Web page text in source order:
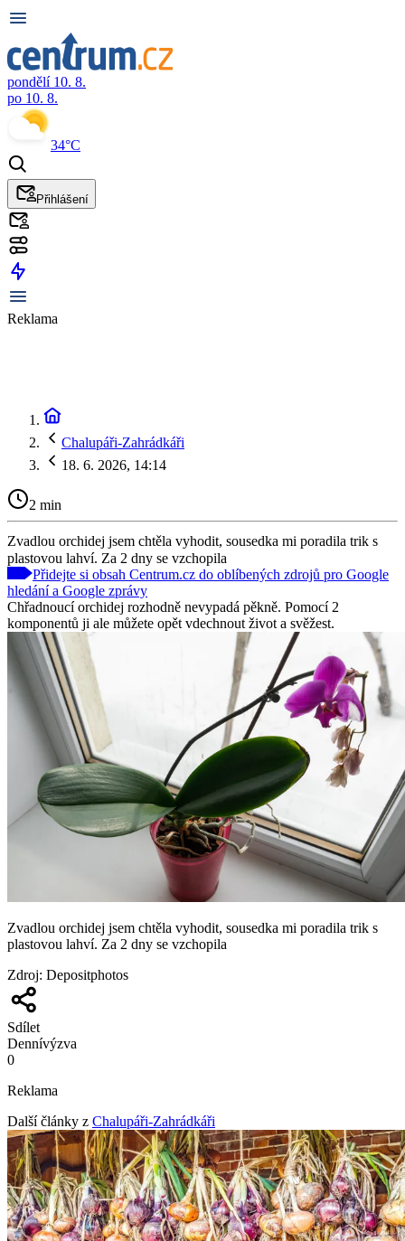
pondělí 10. 8.
po 10. 8.
34°C
Přihlášení
Reklama
Chalupáři-Zahrádkáři
18. 6. 2026, 14:14
2 min
Zvadlou orchidej jsem chtěla vyhodit, sousedka mi poradila trik s
plastovou lahví. Za 2 dny se vzchopila
Přidejte si obsah Centrum.cz do oblíbených zdrojů pro Google
hledání a Google zprávy
Chřadnoucí orchidej rozhodně nevypadá pěkně. Pomocí 2
komponentů ji ale můžete opět vdechnout život a svěžest.
Zvadlou orchidej jsem chtěla vyhodit, sousedka mi poradila trik s
plastovou lahví. Za 2 dny se vzchopila
Zdroj: Depositphotos
Sdílet
Dennívýzva
0
Reklama
Další články z Chalupáři-Zahrádkáři